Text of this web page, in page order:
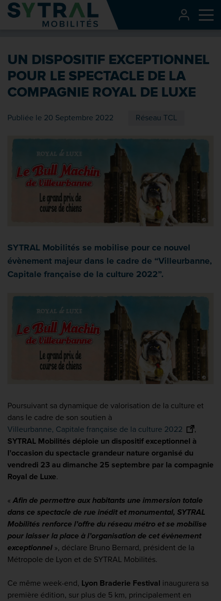
Contenu
Entête de page
Recherche
Pied de page
UN DISPOSITIF EXCEPTIONNEL
POUR LE SPECTACLE DE LA
COMPAGNIE ROYAL DE LUXE
Publiée le 20 Septembre 2022 Réseau TCL
SYTRAL Mobilités se mobilise pour ce nouvel
évènement majeur dans le cadre de “Villeurbanne,
Capitale française de la culture 2022”.
Poursuivant sa dynamique de valorisation de la culture et
dans le cadre de son soutien à
Villeurbanne, Capitale française de la culture 2022
,
SYTRAL Mobilités déploie un dispositif exceptionnel à
l’occasion du spectacle grandeur nature organisé du
vendredi 23 au dimanche 25 septembre par la compagnie
Royal de Luxe.
« Afin de permettre aux habitants une immersion totale
dans ce spectacle de rue inédit et monumental, SYTRAL
Mobilités renforce l’offre du réseau métro et se mobilise
pour laisser la place à l’organisation de cet évènement
exceptionnel », déclare Bruno Bernard, président de la
Métropole de Lyon et de SYTRAL Mobilités.
Ce même week-end, Lyon Braderie Festival inaugurera sa
première édition, sur plus de 5 km, principalement en